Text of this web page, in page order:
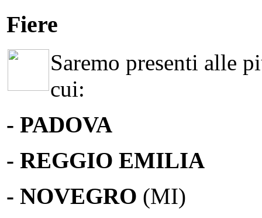
Fiere
Saremo presenti alle
cui:
- PADOVA
- REGGIO EMILIA
- NOVEGRO (MI)